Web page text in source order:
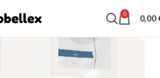
0 0,00